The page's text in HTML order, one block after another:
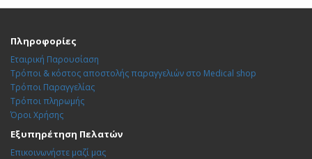
Πληροφορίες
Εταιρική Παρουσίαση
Τρόποι & κόστος αποστολής παραγγελιών στο Medical shop
Τρόποι Παραγγελίας
Τρόποι πληρωμής
Όροι Χρήσης
Εξυπηρέτηση Πελατών
Επικοινωνήστε μαζί μας